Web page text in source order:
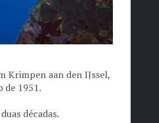
Krimpen aan den IJssel,
de 1951.
décadas.